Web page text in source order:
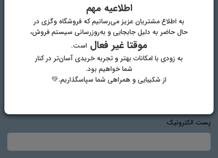
نام و نام خانوادگی
پست الکترونیک
اطلاعیه مهم
به اطلاع مشتریان عزیز می‌رسانیم که فروشگاه وگزی در
حال حاضر به دلیل جابجایی و به‌روزرسانی سیستم فروش،
موقتا غیر فعالاست.
به زودی با امکانات بهتر و تجربه خریدی آسان‌تر در کنار
شما خواهیم بود.
از شکیبایی و همراهی شما سپاسگذاریم.💚